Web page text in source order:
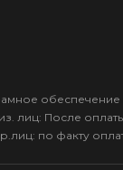
обеспечение
лиц: После
по факту